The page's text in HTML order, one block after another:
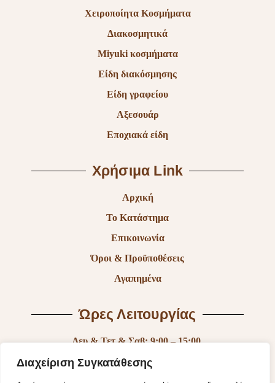
Διαχείριση Συγκατάθεσης
Χειροποίητα Κοσμήματα
Διακοσμητικά
Miyuki κοσμήματα
Είδη διακόσμησης
Είδη γραφείου
Αξεσουάρ
Εποχιακά είδη
Χρήσιμα Link
Αρχική
Το Κατάστημα
Επικοινωνία
Όροι & Προϋποθέσεις
Αγαπημένα
Ώρες Λειτουργίας
Δευ & Τετ & Σαβ: 9:00 – 15:00
Τρι & Παρ: 9:00 – 14:30 & 17:30-21:00